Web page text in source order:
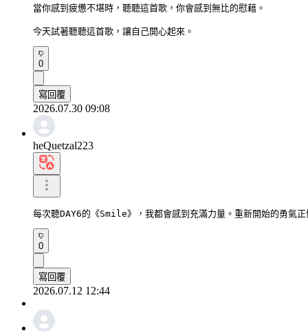
當你感到疲憊不堪時，聽聽這首歌，你會感到無比的慰藉。
今天試著聽聽這首歌，讓自己開心起來。
0
寫回覆
2026.07.30 09:08
heQuetzal223
每次聽DAY6的《Smile》，我都會感到充滿力量。重新開始的勇氣
0
寫回覆
2026.07.12 12:44